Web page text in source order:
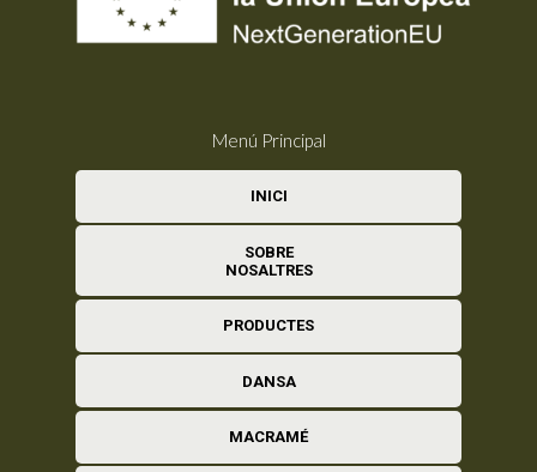
Menú Principal
INICI
SOBRE
NOSALTRES
PRODUCTES
DANSA
MACRAMÉ